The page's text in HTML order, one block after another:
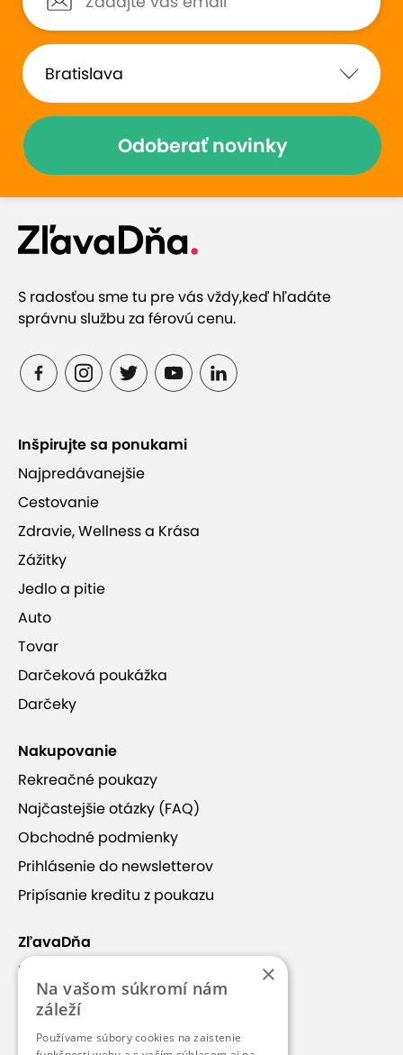
Odoberať novinky
S radosťou sme tu pre vás vždy,keď hľadáte
správnu službu za férovú cenu.
Inšpirujte sa ponukami
Najpredávanejšie
Cestovanie
Zdravie, Wellness a Krása
Zážitky
Jedlo a pitie
Auto
Tovar
Darčeková poukážka
Darčeky
Nakupovanie
Rekreačné poukazy
Najčastejšie otázky (FAQ)
Obchodné podmienky
Prihlásenie do newsletterov
Pripísanie kreditu z poukazu
ZľavaDňa
Náš príbeh
Kontakt
Kariéra
×
Na vašom súkromí nám
záleží
Používame súbory cookies na zaistenie